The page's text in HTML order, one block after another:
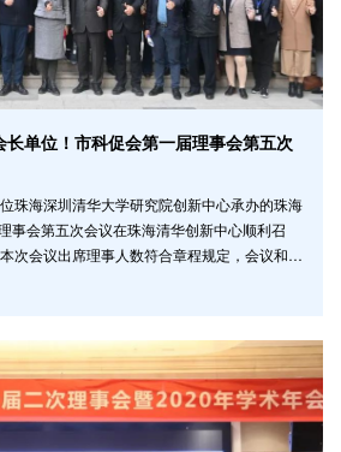
单位！市科促会第一届理事会第五次
珠海深圳清华大学研究院创新中心承办的珠海
事会第五次会议在珠海清华创新中心顺利召
次会议出席理事人数符合章程规定，会议和审
验室参加会议并经审议通过成为常务副会长单
化测试省级实验室和HPC超算中心。宋主